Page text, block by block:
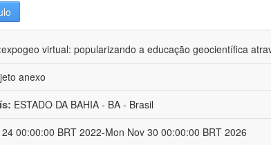
expogeo virtual: popularizando a educação geocientífica
anexo
ESTADO DA BAHIA - BA - Brasil
00:00:00 BRT 2022-Mon Nov 30 00:00:00 BRT 2026